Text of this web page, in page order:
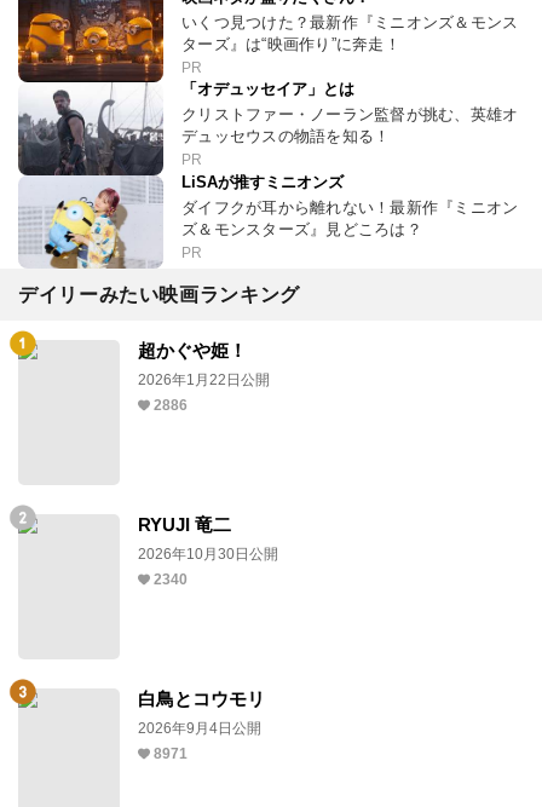
いくつ見つけた？最新作『ミニオンズ＆モンス
ターズ』は“映画作り”に奔走！
PR
「オデュッセイア」とは
クリストファー・ノーラン監督が挑む、英雄オ
デュッセウスの物語を知る！
PR
LiSAが推すミニオンズ
ダイフクが耳から離れない！最新作『ミニオン
ズ＆モンスターズ』見どころは？
PR
デイリーみたい映画ランキング
超かぐや姫！
2026年1月22日公開
2886
RYUJI 竜二
2026年10月30日公開
2340
白鳥とコウモリ
2026年9月4日公開
8971